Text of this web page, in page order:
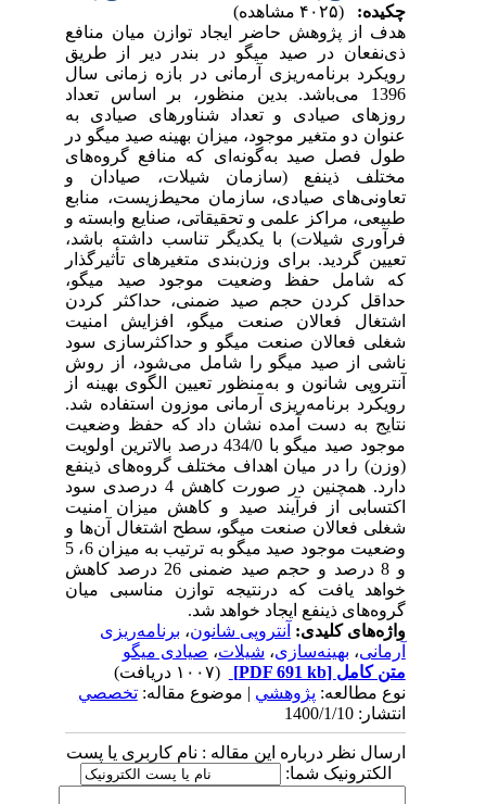
چکیده:
هدف از پژوهش حاضر ایجاد توازن میان منافع
ذی‌نفعان در صید میگو در بندر دیر از طریق
رویکرد برنامه‌ریزی آرمانی در بازه زمانی سال
1396 می‌باشد. بدین ‌منظور، بر اساس تعداد
روزهای صیادی و تعداد شناورهای صیادی به
عنوان دو متغیر موجود، میزان بهینه صید میگو در
طول فصل صید به‌گونه‌ای که منافع گروه‌های
مختلف ذینفع (سازمان شیلات، صیادان و
تعاونی‌های صیادی، سازمان محیط‌زیست، منابع
طبیعی، مراکز علمی و تحقیقاتی، صنایع وابسته و
فرآوری شیلات) با یکدیگر تناسب داشته باشد،
تعیین گردید. برای وزن‌بندی متغیرهای تأثیرگذار
که شامل حفظ وضعیت موجود صید میگو،
حداقل کردن حجم صید ضمنی، حداکثر کردن
اشتغال فعالان صنعت میگو، افزایش امنیت
شغلی فعالان صنعت میگو و حداکثرسازی سود
ناشی از صید میگو را شامل می‌شود، از روش
آنتروپی شانون و به‌منظور تعیین الگوی بهینه از
رویکرد برنامه‌ریزی آرمانی موزون استفاده شد.
نتایج به دست آمده نشان داد که حفظ وضعیت
موجود صید میگو با 434/0 درصد بالاترین اولویت
(وزن) را در میان اهداف مختلف گروه‌های ذینفع
دارد. همچنین در صورت کاهش 4 درصدی سود
اکتسابی از فرآیند صید و کاهش میزان امنیت
شغلی فعالان صنعت میگو، سطح اشتغال آن‌ها و
وضعیت موجود صید میگو به ترتیب به میزان 6، 5
و 8 درصد و حجم صید ضمنی 26 درصد کاهش
خواهد یافت که درنتیجه توازن مناسبی میان
گروه‌های ذینفع ایجاد خواهد شد.
واژه‌های کلیدی:آنتروپی شانون،برنامه‌ریزی
آرمانی،بهینه‌سازی،شیلات،صیادی میگو
متن کامل[PDF 691 kb]
نوع مطالعه:پژوهشي| موضوع مقاله:تخصصي
انتشار: 1400/1/10
ارسال نظر درباره این مقاله : نام کاربری یا پست
الکترونیک شما: